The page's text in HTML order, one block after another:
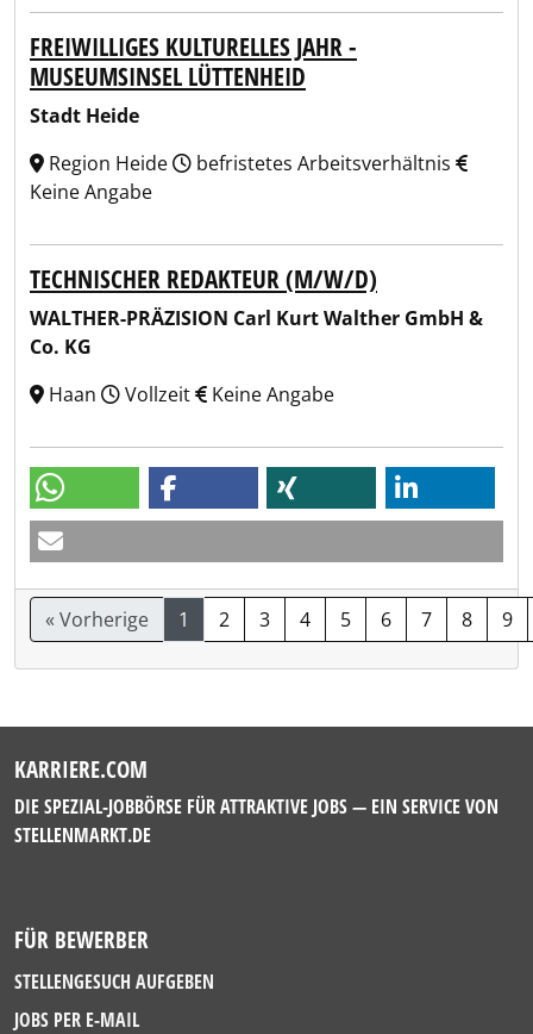
FREIWILLIGES KULTURELLES JAHR -
MUSEUMSINSEL LÜTTENHEID
Stadt Heide
Region Heide
befristetes Arbeitsverhältnis
Keine Angabe
TECHNISCHER REDAKTEUR (M/W/D)
WALTHER-PRÄZISION Carl Kurt Walther GmbH &
Co. KG
Haan
Vollzeit Keine Angabe
« Vorherige 1 2 3 4 5 6 7 8 9
KARRIERE.COM
DIE SPEZIAL-JOBBÖRSE FÜR ATTRAKTIVE JOBS — EIN SERVICE VON
STELLENMARKT.DE
FÜR BEWERBER
STELLENGESUCH AUFGEBEN
JOBS PER E-MAIL